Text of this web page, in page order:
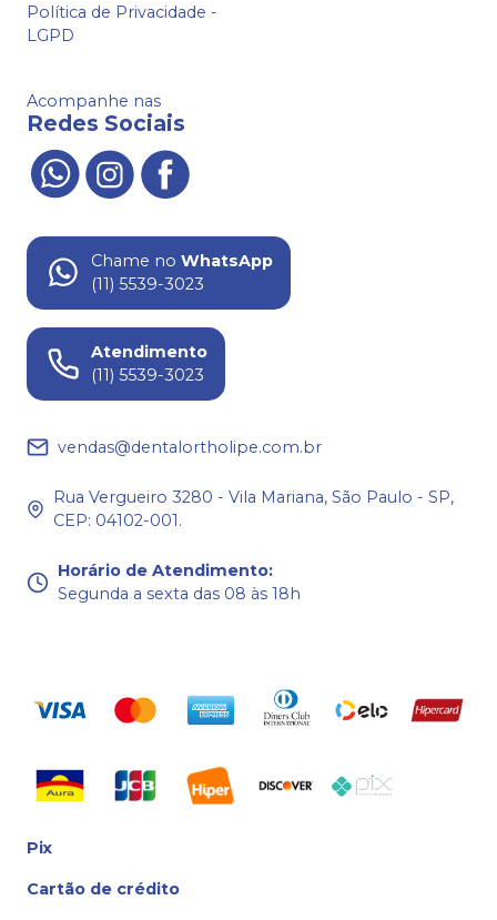
Política de Privacidade -
LGPD
Acompanhe nas
Redes Sociais
Chame no WhatsApp
(11) 5539-3023
Atendimento
(11) 5539-3023
vendas@dentalortholipe.com.br
Rua Vergueiro 3280 - Vila Mariana, São Paulo - SP,
CEP: 04102-001.
Horário de Atendimento:
Segunda a sexta das 08 às 18h
Pix
Cartão de crédito